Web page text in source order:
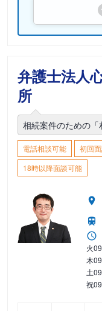
弁護士法人
所
相続案件のための
電話相談可能 初回
18時以降面談可能
火
木
土
祝